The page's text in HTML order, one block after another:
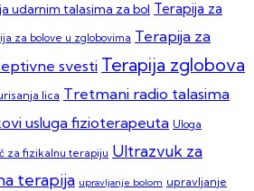
udarnim talasima za bol Terapija za
za bolove u zglobovima Terapija za
svesti Terapija zglobova
lica Tretmani radio talasima
usluga fizioterapeuta Uloga
za fizikalnu terapiju Ultrazvuk za
terapija upravljanje bolom upravljanje